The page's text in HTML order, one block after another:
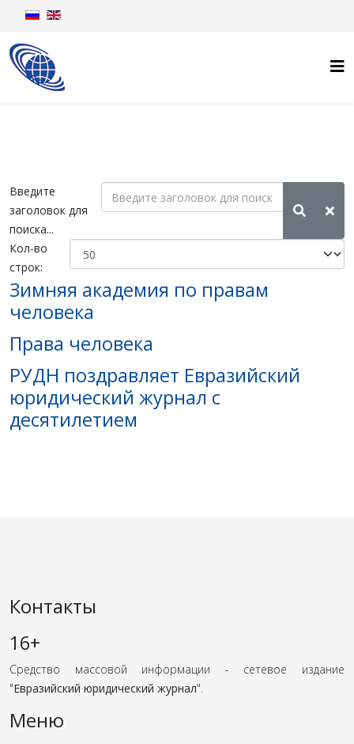
Введите
заголовок для
поиска...
Кол-во
строк:
Зимняя академия по правам
человека
Права человека
РУДН поздравляет Евразийский
юридический журнал с
десятилетием
Контакты
16+
Средство массовой информации - сетевое издание
"Евразийский юридический журнал".
Меню